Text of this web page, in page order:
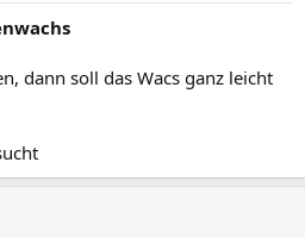
dann soll das Wacs ganz leicht